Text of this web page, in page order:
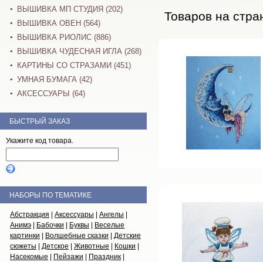
Товаров на
ВЫШИВКА МП СТУДИЯ (202)
ВЫШИВКА ОВЕН (564)
ВЫШИВКА РИОЛИС (886)
ВЫШИВКА ЧУДЕСНАЯ ИГЛА (268)
КАРТИНЫ СО СТРАЗАМИ (451)
УМНАЯ БУМАГА (42)
АКСЕССУАРЫ (64)
БЫСТРЫЙ ЗАКАЗ
Укажите код товара.
НАБОРЫ ПО ТЕМАТИКЕ
Абстракция Аксессуары Ангелы
Анимэ
Бабочки Буквы
Веселые
картинки
Волшебные сказки
Детские
сюжеты
Детское Животные Кошки
Насекомые
Пейзажи Праздник